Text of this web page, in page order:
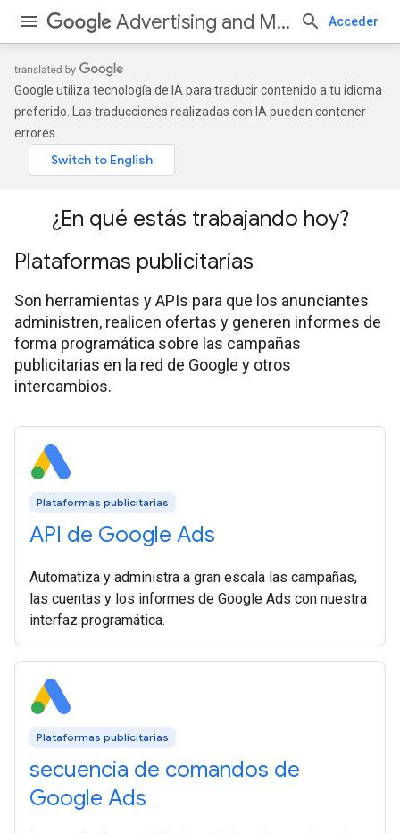
Advertising and Measurement Acceder
Google utiliza tecnología de IA para traducir contenido a tu idioma
preferido. Las traducciones realizadas con IA pueden contener
errores.
¿En qué estás trabajando hoy?
Plataformas publicitarias
Son herramientas y APIs para que los anunciantes
administren, realicen ofertas y generen informes de
forma programática sobre las campañas
publicitarias en la red de Google y otros
intercambios.
Plataformas publicitarias
API de Google Ads
Automatiza y administra a gran escala las campañas,
las cuentas y los informes de Google Ads con nuestra
interfaz programática.
Plataformas publicitarias
secuencia de comandos de
Google Ads